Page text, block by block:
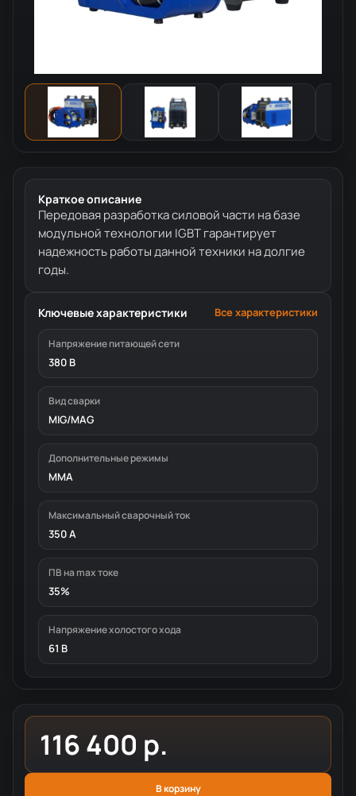
Краткое описание
Передовая разработка силовой части на базе
модульной технологии IGBT гарантирует
надежность работы данной техники на долгие
годы.
Ключевые характеристики Все характеристики
Напряжение питающей сети
380 В
Вид сварки
MIG/MAG
Дополнительные режимы
MMA
Максимальный сварочный ток
350 А
ПВ на max токе
35%
Напряжение холостого хода
61 В
116 400 р.
В корзину